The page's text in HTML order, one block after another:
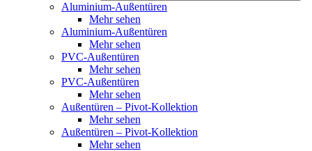
Aluminium-Außentüren
Mehr sehen
Aluminium-Außentüren
Mehr sehen
PVC-Außentüren
Mehr sehen
PVC-Außentüren
Mehr sehen
Außentüren – Pivot-Kollektion
Mehr sehen
Außentüren – Pivot-Kollektion
Mehr sehen